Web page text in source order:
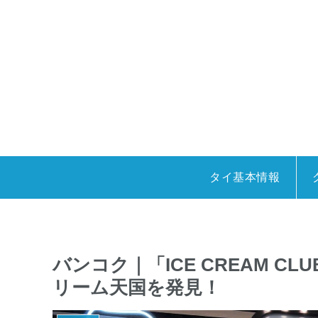
タイ基本情報
バンコク｜「ICE CREAM
リーム天国を発見！